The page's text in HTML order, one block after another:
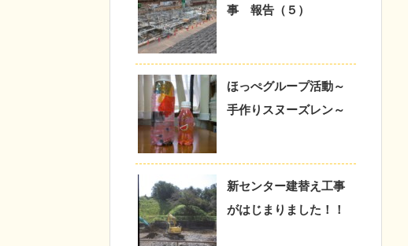
事 報告（５）
ほっぺグループ活動～
手作りスヌーズレン～
新センター建替え工事
がはじまりました！！